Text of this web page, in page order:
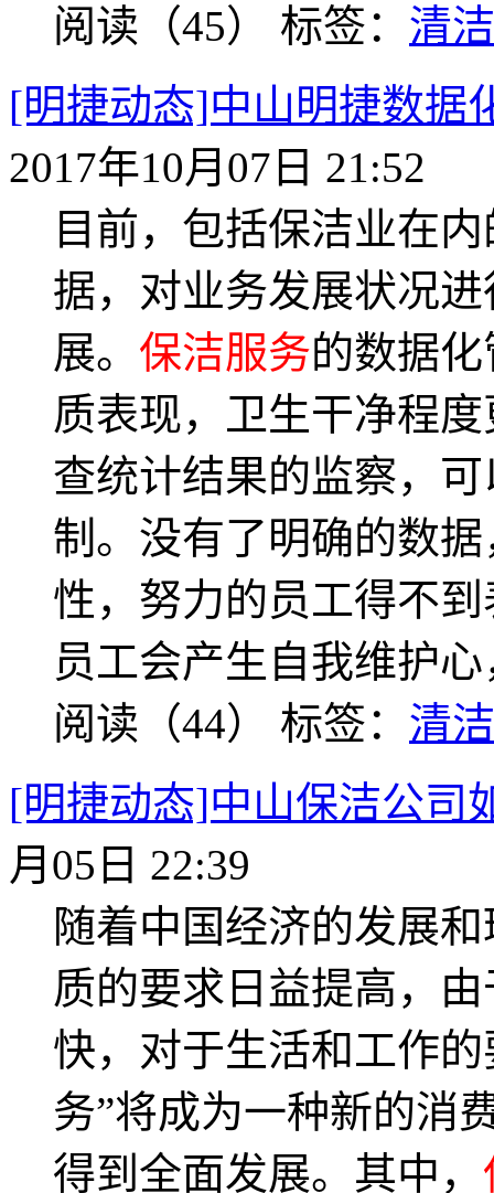
阅读（45） 标签： 清
[明捷动态]中山明捷数据
2017年10月07日 21:52
目前，包括保洁业在
据，对业务发展状况
展。 保洁服务的数据
质表现，卫生干净程
查统计结果的监察，
制。没有了明确的数
性，努力的员工得不
员工会产生自我维护
阅读（44） 标签： 清
[明捷动态]中山保洁公司
月05日 22:39
随着中国经济的发展
质的要求日益提高，
快，对于生活和工作
务”将成为一种新的消
得到全面发展。其中，